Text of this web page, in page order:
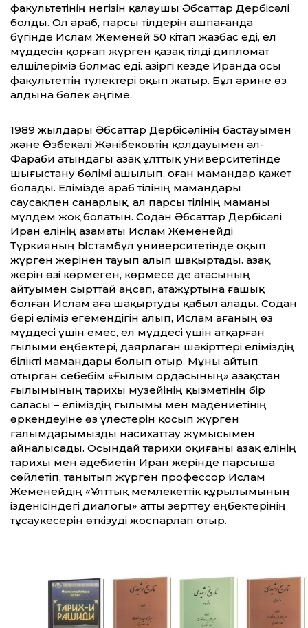
факультетінің негізін қалаушы Әбсаттар Дербісәлі
болды. Ол араб, парсы тілдерін ашпағанда
бүгінде Ислам Жеменей 50 кітап жазбас еді, ел
мүддесін қорғап жүрген қазақ тілді дипломат
елшілеріміз болмас еді. Қазіргі кезде Иранда осы
факультеттің түлектері оқып жатыр. Бұл әрине өз
алдына бөлек әңгіме.
1989 жылдары Әбсаттар Дербісәлінің бастауымен
және Өзбекәлі Жәнібековтің қолдауымен әл-
Фараби атындағы Қазақ ұлттық университетінде
шығыстану бөлімі ашылып, оған мамандар қажет
болады. Елімізде араб тілінің мамандары
саусақпен санарлық, ал парсы тілінің маманы
мүлдем жоқ болатын. Содан Әбсаттар Дербісәлі
Иран елінің азаматы Ислам Жеменейді
Түркияның Ыстамбұл университетінде оқып
жүрген жерінен тауып алып шақыртады. Қазақ
жерін өзі көрмеген, көрмесе де атасының
айтуымен сырттай аңсап, атажұртына ғашық
болған Ислам аға шақыртуды қабыл алады. Содан
бері еліміз егемендігін алып, Ислам ағаның өз
мүддесі үшін емес, ел мүддесі үшін атқарған
ғылыми еңбектері, даярлаған шәкірттері еліміздің
білікті мамандары болып отыр. Мұны айтып
отырған себебім «Ғылым ордасының» Қазақстан
ғылымының тарихы музейінің қызметінің бір
саласы – еліміздің ғылымы мен мәдениетінің
өркендеуіне өз үлестерін қосып жүрген
ғалымдарымызды насихаттау жұмысымен
айналысады. Осындай тарихи оқиғаны Қазақ елінің
тарихы мен әдебиетін Иран жерінде парсыша
сөйлетіп, танытып жүрген профессор Ислам
Жеменейдің «Ұлттық мемлекеттік құрылымының
ізденісіндегі диалогы» атты зерттеу еңбектерінің
тұсаукесерін өткізуді жоспарлап отыр.